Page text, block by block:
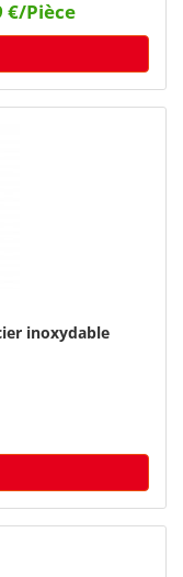
€/Pièce
inoxydable